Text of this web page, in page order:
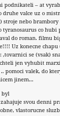
podnikateli – at
valce uz o
nebo brambory
co hubi
do roman. filmu
Uz konecne chapu
se (vsak)
jen vyhubit
pomoci valek, do
jinem…
byl
svou denni
vlastorucne